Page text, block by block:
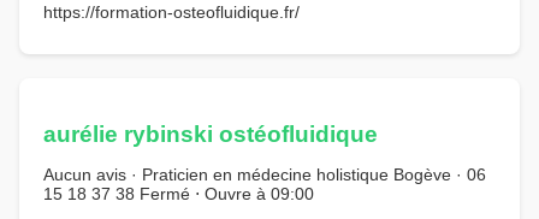
https://formation-osteofluidique.fr/
aurélie rybinski ostéofluidique
Aucun avis · Praticien en médecine holistique Bogève · 06
15 18 37 38 Fermé ⋅ Ouvre à 09:00